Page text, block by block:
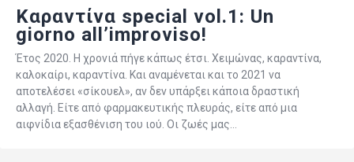
Καραντίνα special vol.1: Un
giorno all’improviso!
Έτος 2020. Η χρονιά πήγε κάπως έτσι. Χειμώνας, καραντίνα,
καλοκαίρι, καραντίνα. Και αναμένεται και το 2021 να
αποτελέσει «σίκουελ», αν δεν υπάρξει κάποια δραστική
αλλαγή. Είτε από φαρμακευτικής πλευράς, είτε από μια
αιφνίδια εξασθένιση του ιού. Οι ζωές μας…